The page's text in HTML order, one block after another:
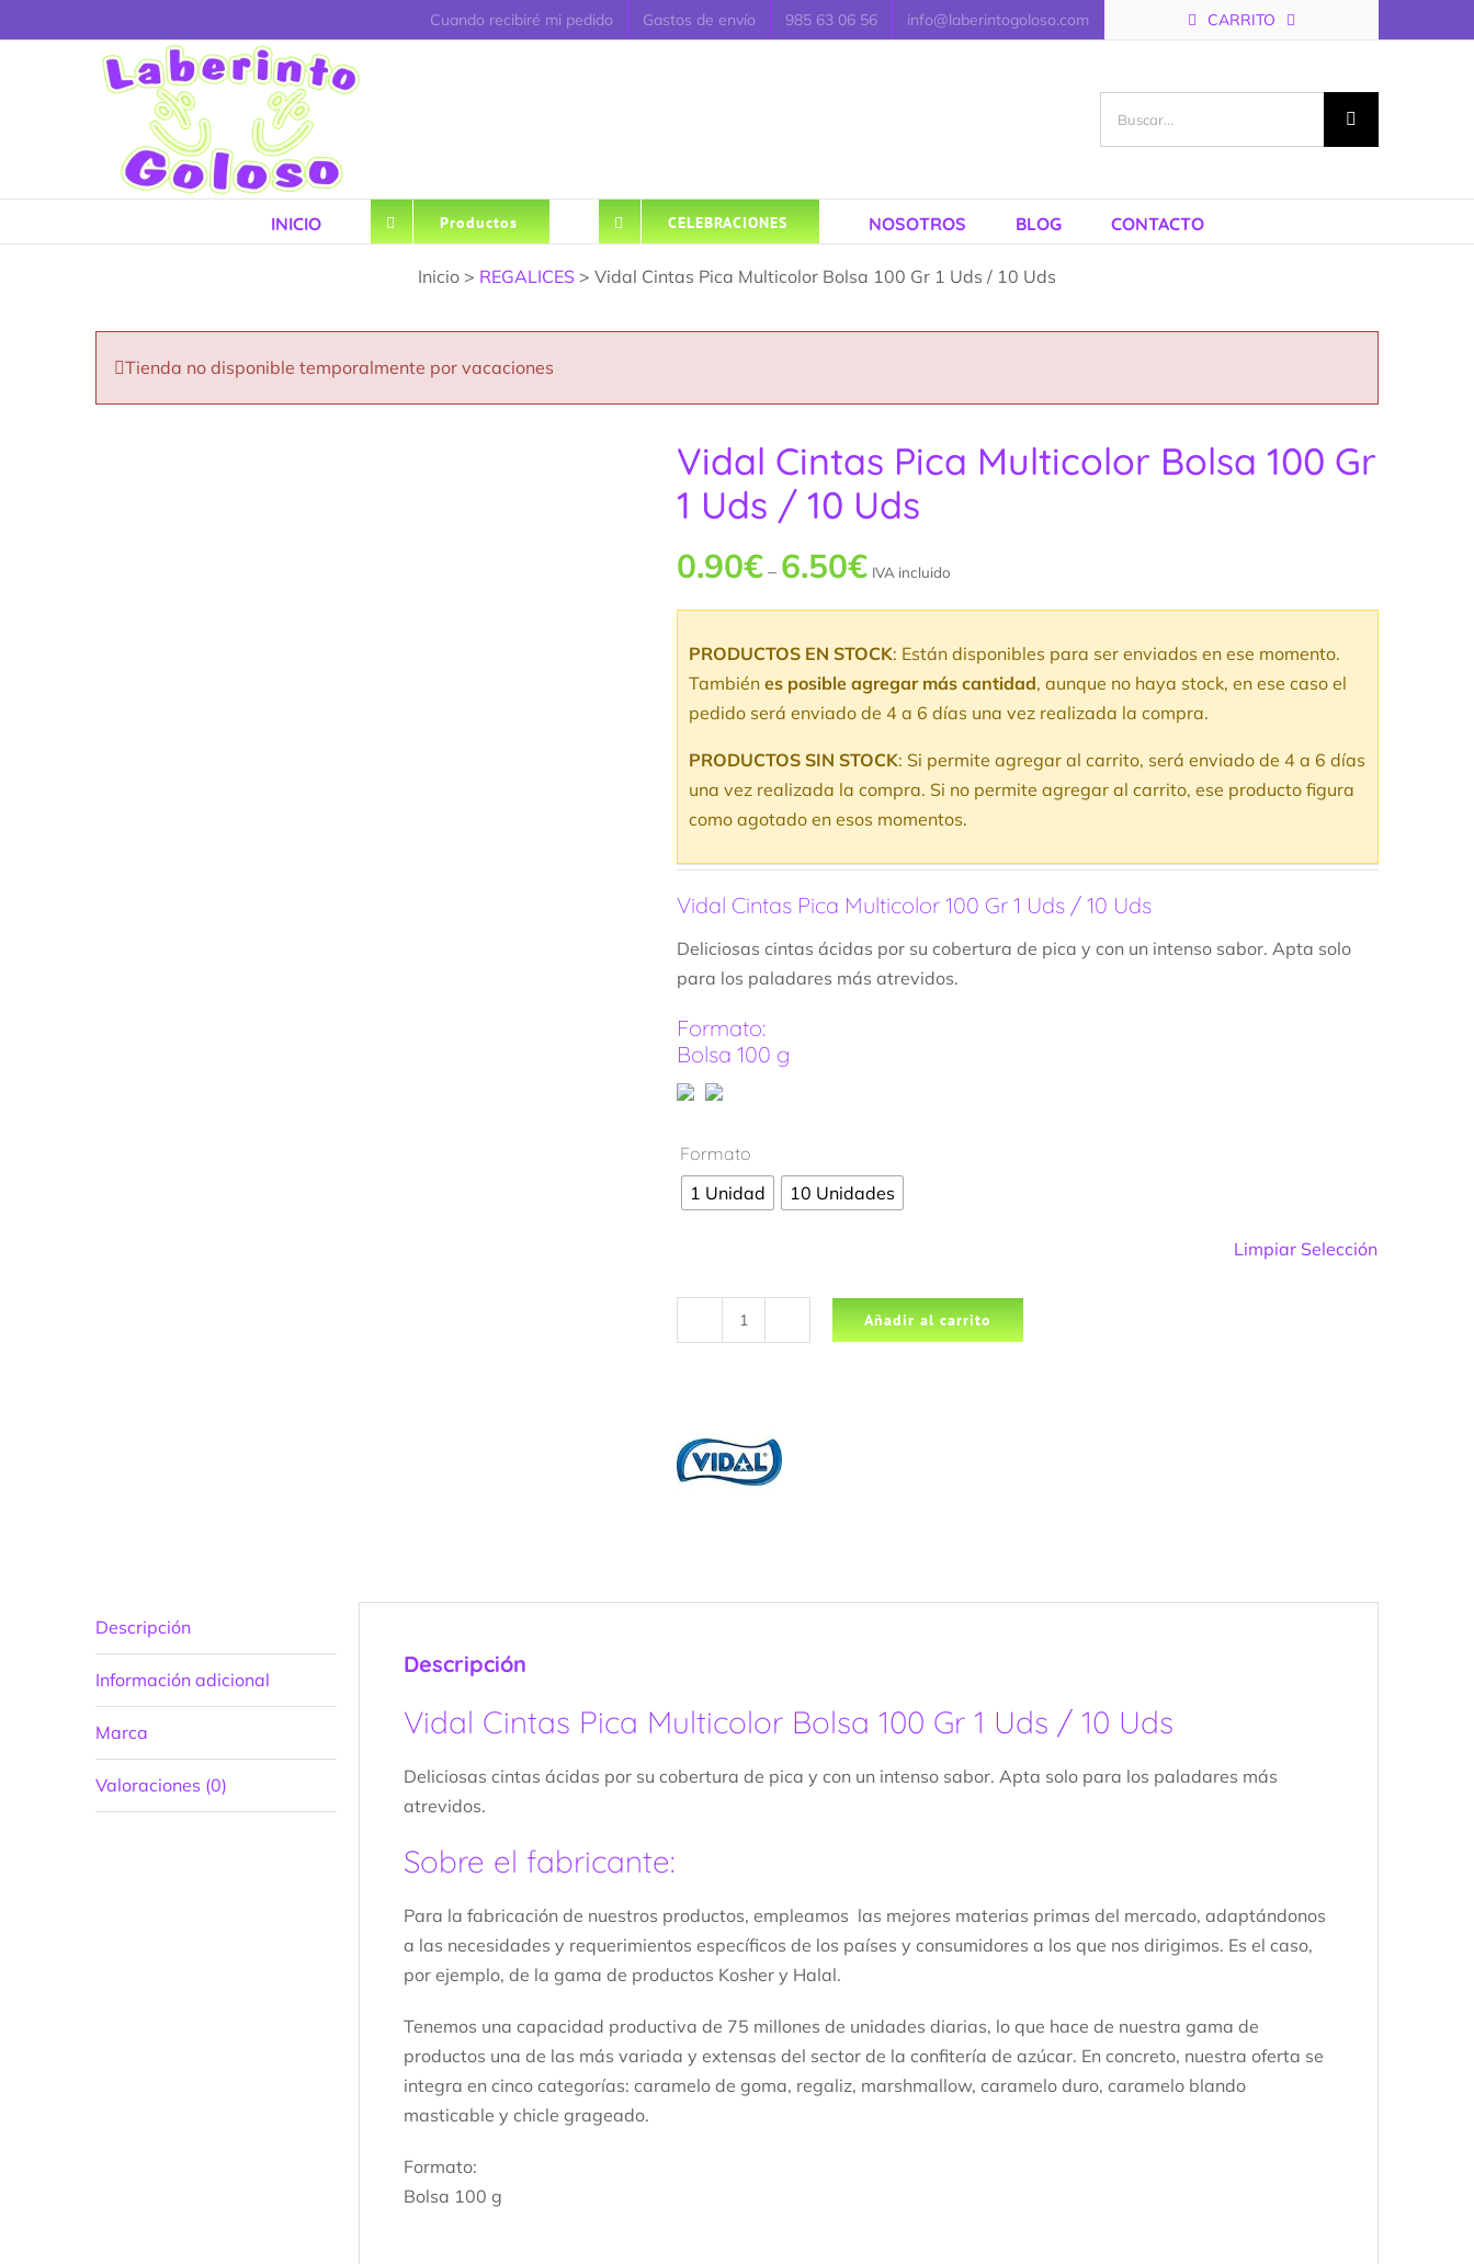
al
Cuando recibiré mi pedido Gastos de envío 985 63 06 56 info@laberintogoloso.com CARRITO
INICIO Productos CELEBRACIONES NOSOTROS BLOG CONTACTO
Inicio > REGALICES > Vidal Cintas Pica Multicolor Bolsa 100 Gr 1 Uds / 10 Uds
Tienda no disponible temporalmente por vacaciones
Vidal Cintas Pica Multicolor Bolsa 100 Gr
1 Uds / 10 Uds
0.90€ – 6.50€ IVA incluido
PRODUCTOS EN STOCK: Están disponibles para ser enviados en ese momento.
También es posible agregar más cantidad, aunque no haya stock, en ese caso el
pedido será enviado de 4 a 6 días una vez realizada la compra.
PRODUCTOS SIN STOCK: Si permite agregar al carrito, será enviado de 4 a 6 días
una vez realizada la compra. Si no permite agregar al carrito, ese producto figura
como agotado en esos momentos.
Vidal Cintas Pica Multicolor 100 Gr 1 Uds / 10 Uds
Deliciosas cintas ácidas por su cobertura de pica y con un intenso sabor. Apta solo
para los paladares más atrevidos.
Formato:
Bolsa 100 g
Formato
1 Unidad
10 Unidades
Limpiar Selección
Vidal
Bolsa
100
/
Añadir al carrito
Descripción
Información adicional
Marca
Valoraciones (0)
Descripción
Vidal Cintas Pica Multicolor Bolsa 100 Gr 1 Uds / 10 Uds
Deliciosas cintas ácidas por su cobertura de pica y con un intenso sabor. Apta solo para los paladares más
atrevidos.
Sobre el fabricante:
Para la fabricación de nuestros productos, empleamos las mejores materias primas del mercado, adaptándonos
a las necesidades y requerimientos específicos de los países y consumidores a los que nos dirigimos. Es el caso,
por ejemplo, de la gama de productos Kosher y Halal.
Tenemos una capacidad productiva de 75 millones de unidades diarias, lo que hace de nuestra gama de
productos una de las más variada y extensas del sector de la confitería de azúcar. En concreto, nuestra oferta se
integra en cinco categorías: caramelo de goma, regaliz, marshmallow, caramelo duro, caramelo blando
masticable y chicle grageado.
Formato:
Bolsa 100 g